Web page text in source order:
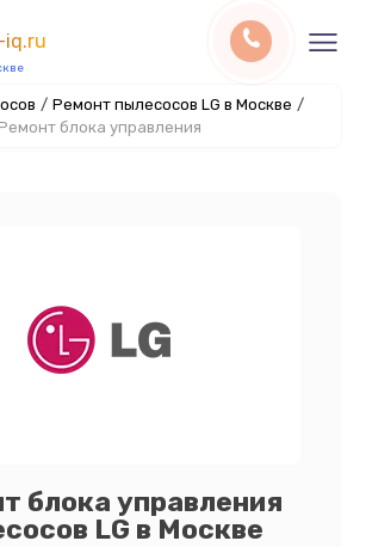
iq.ru
/ Ремонт пылесосов LG в Москве /
Ремонт блока управления
блока управления
LG в Москве